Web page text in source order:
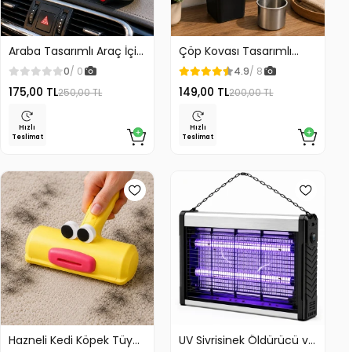
Araba Tasarımlı Araç İçi
Telefon Tutucu 360
Dönebilen Ayarlı
0/ 0
175,00 TL250,00 TL
Hızlı
Teslimat
Çöp Kovası Tasarımlı
Küllük Duvar Masaüstü
ve Araç İçin Uygun
Kullanım
4.9/ 8
149,00 TL200,00 TL
Hızlı
Teslimat
Hazneli Kedi Köpek Tüy
UV Sivrisinek Öldürücü ve